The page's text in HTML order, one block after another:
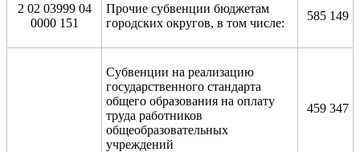
2 02 03999 04
0000 151
Прочие субвенции бюджетам
городских округов, в том числе:
585 149
Субвенции на реализацию
государственного стандарта
общего образования на оплату
труда работников
общеобразовательных
учреждений
459 347